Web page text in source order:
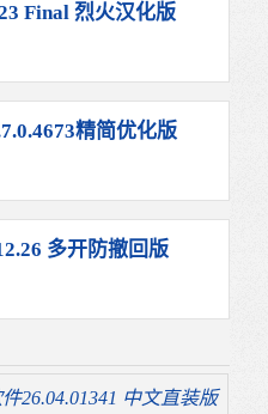
Final 烈火汉化版
精简优化版
多开防撤回版
26.04.01341 中文直装版